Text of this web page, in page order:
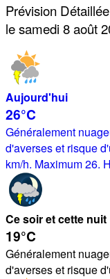
Prévision Détaillée
le samedi 8 août
Aujourd'hui
26°C
Généralement
d'averses et risque
km/h. Maximum 26.
Ce soir et cette nuit
19°C
Généralement
d'averses et risque